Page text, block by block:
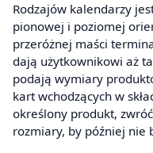
Rodzajów kalendarzy
pionowej i poziomej
przeróżnej maści
dają użytkownikowi aż
podają wymiary
kart wchodzących w
określony produkt,
rozmiary, by później nie